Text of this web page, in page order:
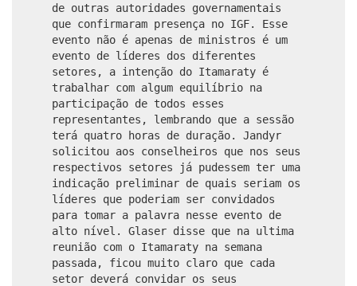
de outras autoridades governamentais
que confirmaram presença no IGF. Esse
evento não é apenas de ministros é um
evento de líderes dos diferentes
setores, a intenção do Itamaraty é
trabalhar com algum equilíbrio na
participação de todos esses
representantes, lembrando que a sessão
terá quatro horas de duração. Jandyr
solicitou aos conselheiros que nos seus
respectivos setores já pudessem ter uma
indicação preliminar de quais seriam os
líderes que poderiam ser convidados
para tomar a palavra nesse evento de
alto nível. Glaser disse que na ultima
reunião com o Itamaraty na semana
passada, ficou muito claro que cada
setor deverá convidar os seus